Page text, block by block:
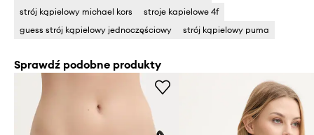
strój kąpielowy michael kors
stroje kapielowe 4f
guess strój kąpielowy jednoczęściowy
strój kąpielowy puma
Sprawdź podobne produkty